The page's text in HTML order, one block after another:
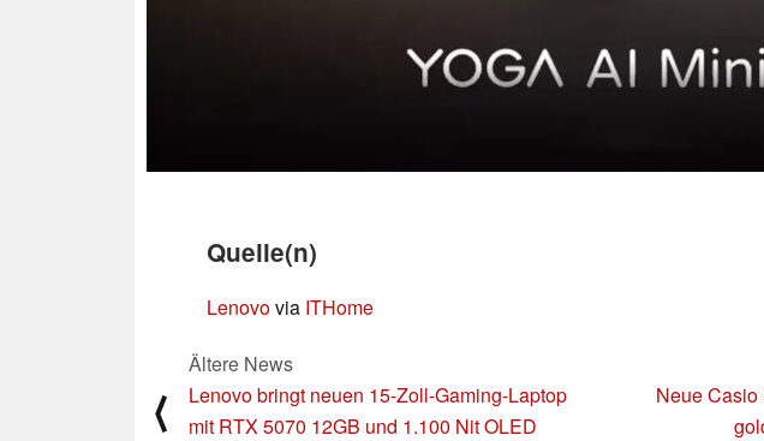
Quelle(n)
Lenovovia ITHome
⟨
Ältere News
Lenovo bringt neuen 15-Zoll-Gaming-Laptop
mit RTX 5070 12GB und 1.100 Nit OLED
Neue